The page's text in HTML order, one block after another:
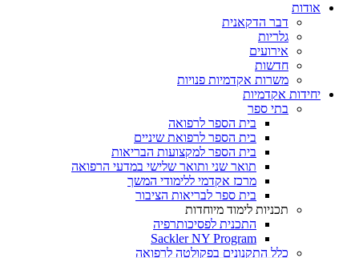
אודות
דבר הדקאנית
גלריות
אירועים
חדשות
משרות אקדמיות פנויות
יחידות אקדמיות
בתי ספר
בית הספר לרפואה
בית הספר לרפואת שיניים
בית הספר למקצועות הבריאות
תואר שני ותואר שלישי במדעי הרפואה
מרכז אקדמי ללימודי המשך
בית ספר לבריאות הציבור
תכניות לימוד מיוחדות
התכנית לפסיכותרפיה
Sackler NY Program
כלל התקנונים בפקולטה לרפואה